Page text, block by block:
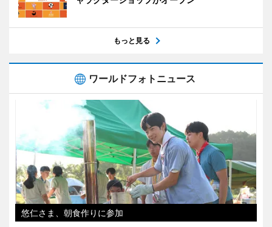
もっと見る
ワールドフォトニュース
悠仁さま、朝食作りに参加